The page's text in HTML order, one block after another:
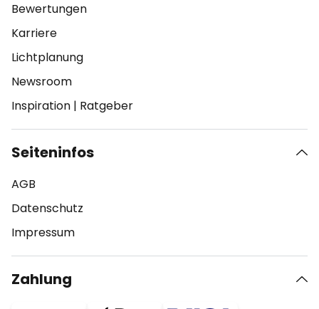
Bewertungen
Karriere
Lichtplanung
Newsroom
Inspiration | Ratgeber
Seiteninfos
AGB
Datenschutz
Impressum
Zahlung